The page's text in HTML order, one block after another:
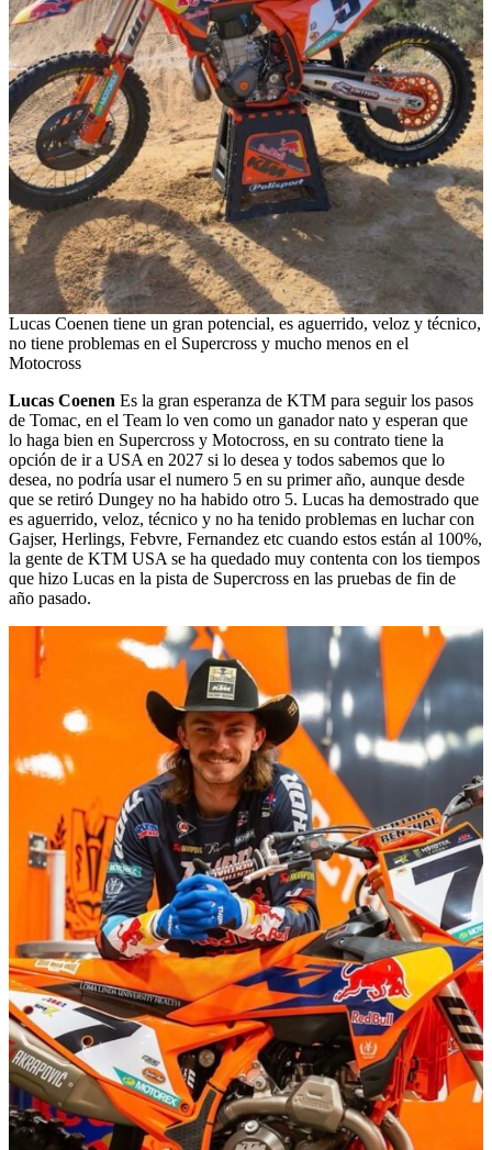
Lucas Coenen tiene un gran potencial, es aguerrido, veloz y técnico,
no tiene problemas en el Supercross y mucho menos en el
Motocross
Lucas Coenen Es la gran esperanza de KTM para seguir los pasos
de Tomac, en el Team lo ven como un ganador nato y esperan que
lo haga bien en Supercross y Motocross, en su contrato tiene la
opción de ir a USA en 2027 si lo desea y todos sabemos que lo
desea, no podría usar el numero 5 en su primer año, aunque desde
que se retiró Dungey no ha habido otro 5. Lucas ha demostrado que
es aguerrido, veloz, técnico y no ha tenido problemas en luchar con
Gajser, Herlings, Febvre, Fernandez etc cuando estos están al 100%,
la gente de KTM USA se ha quedado muy contenta con los tiempos
que hizo Lucas en la pista de Supercross en las pruebas de fin de
año pasado.